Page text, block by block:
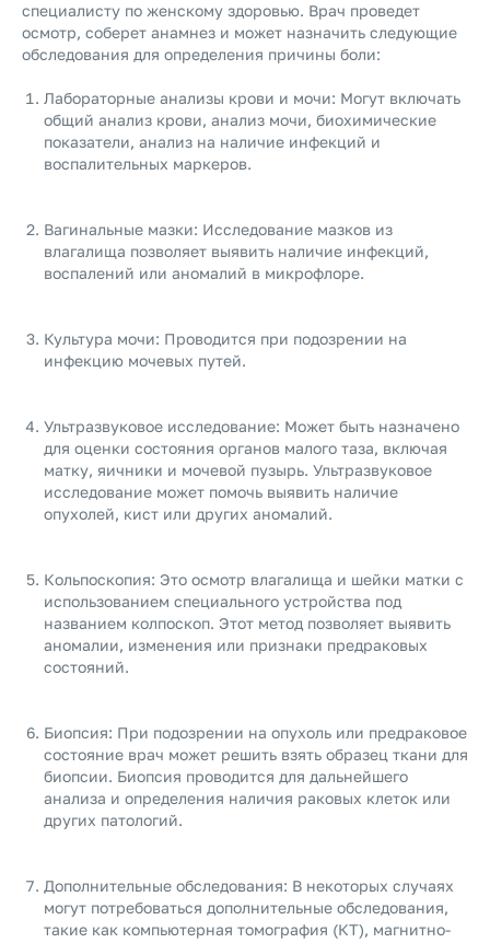
специалисту по женскому здоровью. Врач проведет
осмотр, соберет анамнез и может назначить следующие
обследования для определения причины боли:
Лабораторные анализы крови и мочи: Могут включать
общий анализ крови, анализ мочи, биохимические
показатели, анализ на наличие инфекций и
воспалительных маркеров.
Вагинальные мазки: Исследование мазков из
влагалища позволяет выявить наличие инфекций,
воспалений или аномалий в микрофлоре.
Культура мочи: Проводится при подозрении на
инфекцию мочевых путей.
Ультразвуковое исследование: Может быть назначено
для оценки состояния органов малого таза, включая
матку, яичники и мочевой пузырь. Ультразвуковое
исследование может помочь выявить наличие
опухолей, кист или других аномалий.
Кольпоскопия: Это осмотр влагалища и шейки матки с
использованием специального устройства под
названием колпоскоп. Этот метод позволяет выявить
аномалии, изменения или признаки предраковых
состояний.
Биопсия: При подозрении на опухоль или предраковое
состояние врач может решить взять образец ткани для
биопсии. Биопсия проводится для дальнейшего
анализа и определения наличия раковых клеток или
других патологий.
Дополнительные обследования: В некоторых случаях
могут потребоваться дополнительные обследования,
такие как компьютерная томография (КТ), магнитно-